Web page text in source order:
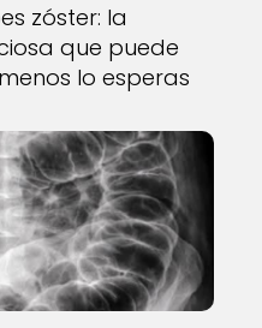
zóster: la
que puede
lo esperas